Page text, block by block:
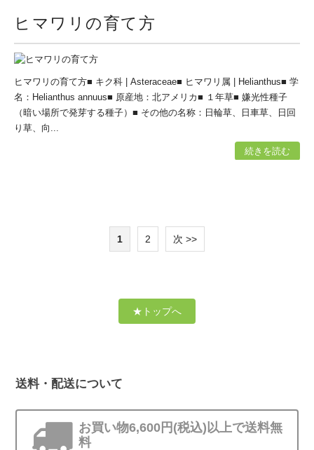
ヒマワリの育て方
ヒマワリの育て方■ キク科 | Asteraceae■ ヒマワリ属 | Helianthus■ 学
名：Helianthus annuus■ 原産地：北アメリカ■ １年草■ 嫌光性種子
（暗い場所で発芽する種子）■ その他の名称：日輪草、日車草、日回
り草、向...
続きを読む
1 2 次 >>
★トップへ
送料・配送について
お買い物6,600円(税込)以上で送料無
料